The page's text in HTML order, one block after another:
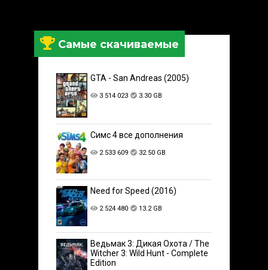
Самые скачиваемые
GTA - San Andreas (2005)
3 514 023 3.30 GB
Симс 4 все дополнения
2 533 609 32.50 GB
Need for Speed (2016)
2 524 480 13.2 GB
Ведьмак 3: Дикая Охота / The
Witcher 3: Wild Hunt - Complete
Edition